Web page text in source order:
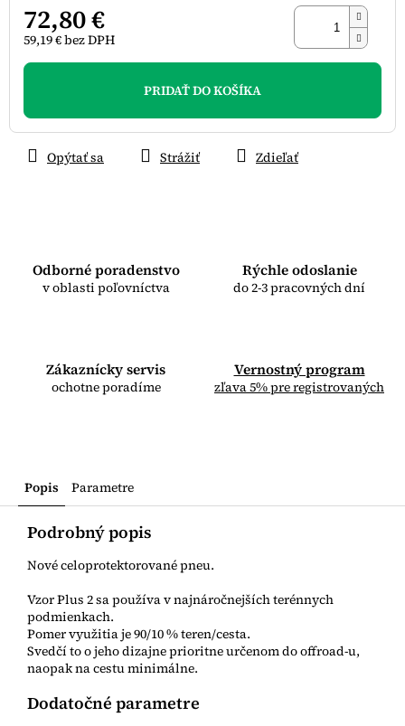
72,80 €
59,19 € bez DPH
Jednotková
PRIDAŤ DO KOŠÍKA
Odborné poradenstvo
v oblasti poľovníctva
Rýchle odoslanie
do 2-3 pracovných dní
Zákaznícky servis
ochotne poradíme
Vernostný program
zľava 5% pre registrovaných
Opýtať sa Strážiť Zdieľať
Popis Parametre
Podrobný popis
Nové celoprotektorované pneu.
Vzor Plus 2 sa používa v najnáročnejších terénnych
podmienkach.
Pomer využitia je 90/10 % teren/cesta.
Svedčí to o jeho dizajne prioritne určenom do offroad-u,
naopak na cestu minimálne.
Dodatočné parametre